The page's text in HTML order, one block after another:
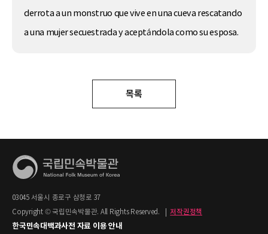
derrota a un monstruo que vive en una cueva rescatando
a una mujer secuestrada y aceptándola como su esposa.
목록
03045 서울시 종로구 삼청로 37
Copyright © 국립민속박물관. All Rights Reserved.
저작권정책
한국민속대백과사전 자료 이용 안내